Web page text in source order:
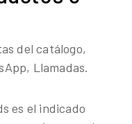
del catálogo,
Llamadas.
es el indicado